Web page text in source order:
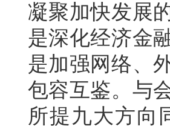
凝聚加快发展
是深化经济金
是加强网络、
包容互鉴。与
所提九大方向